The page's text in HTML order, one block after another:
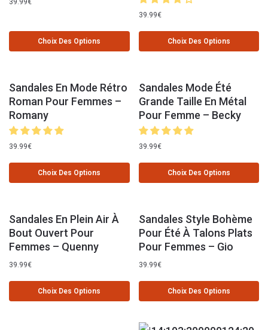
Choix Des Options
39.99€
Choix Des Options
Sandales En Mode Rétro
Roman Pour Femmes –
Romany
39.99€
Choix Des Options
Sandales Mode Été
Grande Taille En Métal
Pour Femme – Becky
39.99€
Choix Des Options
Sandales En Plein Air À
Bout Ouvert Pour
Femmes – Quenny
39.99€
Choix Des Options
Sandales Style Bohème
Pour Été À Talons Plats
Pour Femmes – Gio
39.99€
Choix Des Options